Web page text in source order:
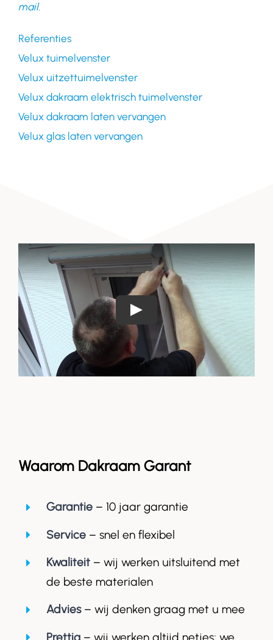
mail.
Referenties
Velux tuimelvenster
Velux uitzettuimelvenster
Velux dakraam elektrisch tuimelvenster
Velux dakraam laten vervangen
Velux glas laten vervangen
Waarom Dakraam Garant
Garantie– 10 jaar garantie
Service – snel en flexibel
Kwaliteit– wij werken uitsluitend met
de beste materialen
Advies– wij denken graag met u mee
Prettig– wij werken altijd netjes; we